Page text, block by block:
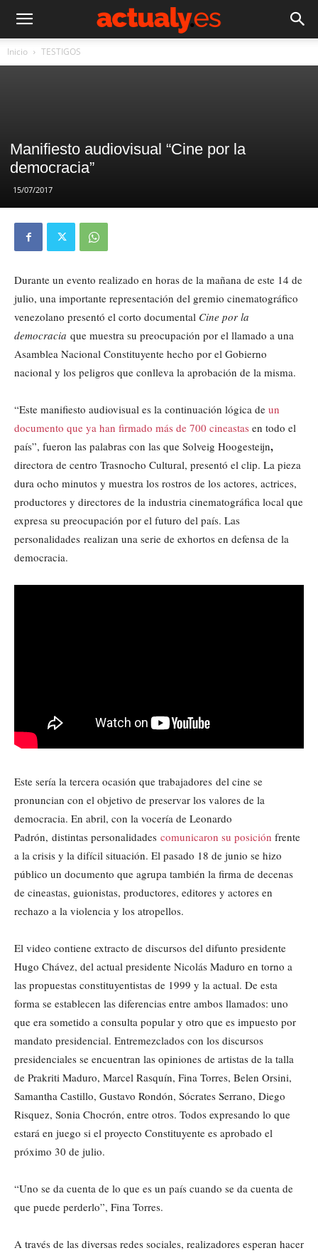
Inicio TESTIGOS
Manifiesto audiovisual “Cine por la
democracia”
15/07/2017
Durante un evento realizado en horas de la mañana de este 14 de
julio, una importante representación del gremio cinematográfico
venezolano presentó el corto documental Cine por la
democracia que muestra su preocupación por el llamado a una
Asamblea Nacional Constituyente hecho por el Gobierno
nacional y los peligros que conlleva la aprobación de la misma.
“Este manifiesto audiovisual es la continuación lógica de un
documento que ya han firmado más de 700 cineastas en todo el
país”, fueron las palabras con las que Solveig Hoogesteijn,
directora de centro Trasnocho Cultural, presentó el clip. La pieza
dura ocho minutos y muestra los rostros de los actores, actrices,
productores y directores de la industria cinematográfica local que
expresa su preocupación por el futuro del país. Las
personalidades realizan una serie de exhortos en defensa de la
democracia.
Este sería la tercera ocasión que trabajadores del cine se
pronuncian con el objetivo de preservar los valores de la
democracia. En abril, con la vocería de Leonardo
Padrón, distintas personalidades comunicaron su posición frente
a la crisis y la difícil situación. El pasado 18 de junio se hizo
público un documento que agrupa también la firma de decenas
de cineastas, guionistas, productores, editores y actores en
rechazo a la violencia y los atropellos.
El video contiene extracto de discursos del difunto presidente
Hugo Chávez, del actual presidente Nicolás Maduro en torno a
las propuestas constituyentistas de 1999 y la actual. De esta
forma se establecen las diferencias entre ambos llamados: uno
que era sometido a consulta popular y otro que es impuesto por
mandato presidencial. Entremezclados con los discursos
presidenciales se encuentran las opiniones de artistas de la talla
de Prakriti Maduro, Marcel Rasquín, Fina Torres, Belen Orsini,
Samantha Castillo, Gustavo Rondón, Sócrates Serrano, Diego
Risquez, Sonia Chocrón, entre otros. Todos expresando lo que
estará en juego si el proyecto Constituyente es aprobado el
próximo 30 de julio.
“Uno se da cuenta de lo que es un país cuando se da cuenta de
que puede perderlo”, Fina Torres.
A través de las diversas redes sociales, realizadores esperan hacer